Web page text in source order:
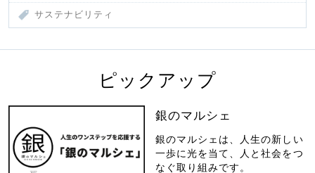
サステナビリティ
ピックアップ
銀のマルシェ
銀のマルシェは、人生の新しい
一歩に光を当て、人と社会をつ
なぐ取り組みです。